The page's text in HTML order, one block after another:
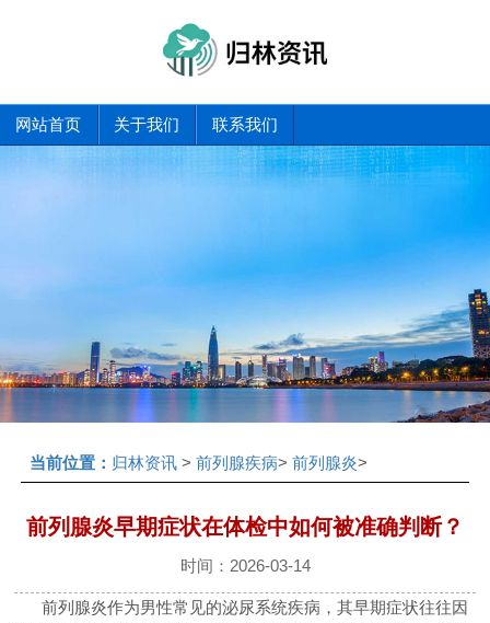
网站首页 关于我们 联系我们
当前位置： 归林资讯> 前列腺疾病> 前列腺炎>
前列腺炎早期症状在体检中如何被准确判断？
时间：2026-03-14
前列腺炎作为男性常见的泌尿系统疾病，其早期症状往往因